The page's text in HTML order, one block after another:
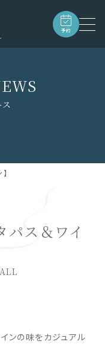
予約
ス＆ワイ
ンの味をカジュアル